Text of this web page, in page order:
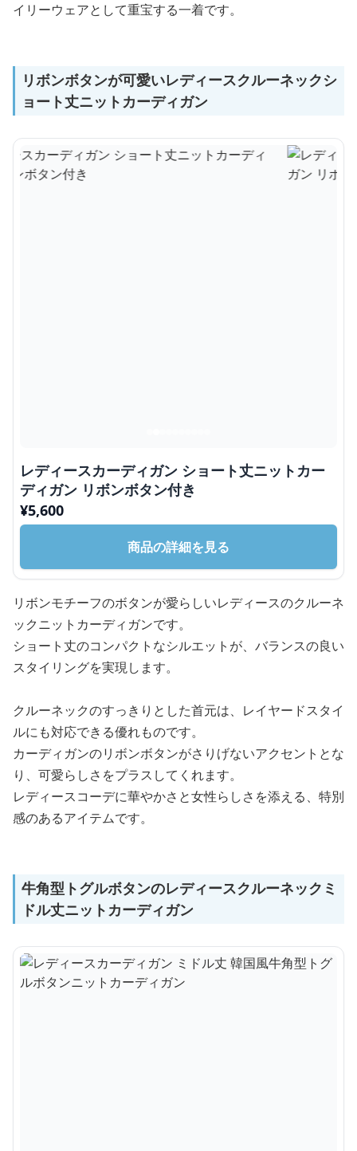
イリーウェアとして重宝する一着です。
リボンボタンが可愛いレディースクルーネックシ
ョート丈ニットカーディガン
レディースカーディガン ショート丈ニットカー
ディガン リボンボタン付き
¥5,600
商品の詳細を見る
リボンモチーフのボタンが愛らしいレディースのクルーネ
ックニットカーディガンです。
ショート丈のコンパクトなシルエットが、バランスの良い
スタイリングを実現します。
クルーネックのすっきりとした首元は、レイヤードスタイ
ルにも対応できる優れものです。
カーディガンのリボンボタンがさりげないアクセントとな
り、可愛らしさをプラスしてくれます。
レディースコーデに華やかさと女性らしさを添える、特別
感のあるアイテムです。
牛角型トグルボタンのレディースクルーネックミ
ドル丈ニットカーディガン